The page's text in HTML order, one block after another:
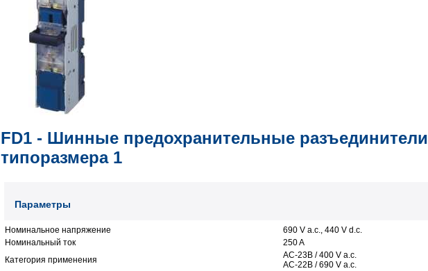
FD1 - Шинные предохранительные разъединители
типоразмера 1
Параметры
Номинальное напряжение
690 V a.c., 440 V d.c.
Номинальный ток
250 A
Категория применения
AC-23B / 400 V a.c.
AC-22B / 690 V a.c.